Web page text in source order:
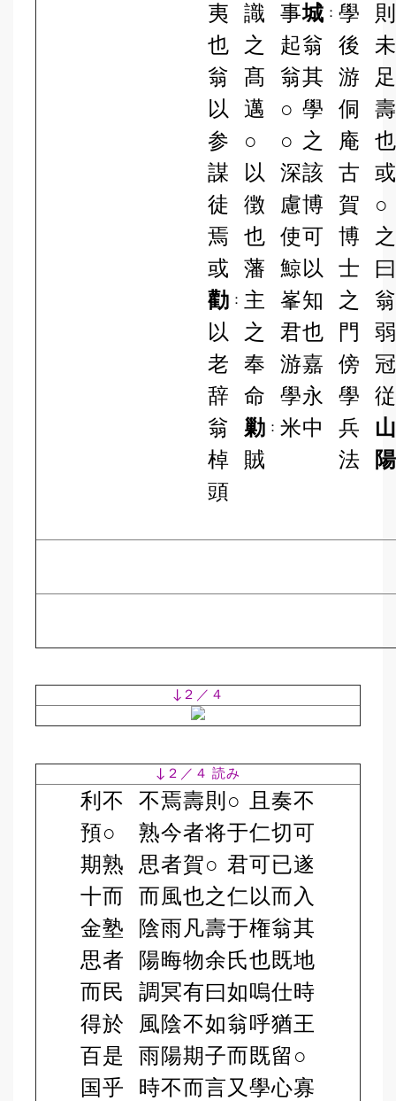
夷
也
翁
以
参
謀
徒
焉
或
勸 ：
以
老
辞
翁
棹
頭
識
之
髙
邁
○
以
徴
也
藩
主
之
奉
命
勦 ：
賊
事
起
翁
○
○
深
慮
使
鯨
峯
君
游
學
米
城 ：
翁
其
學
之
該
博
可
以
知
也
嘉
永
中
學
後
游
侗
庵
古
賀
博
士
之
門
傍
學
兵
法
則
未
足
壽
也
或
○
之
曰
翁
弱
冠
従
山
陽
↓２／４
↓２／４ 読み
利
預
期
十
金
思
而
得
百
国
不
○
熟
而
塾
者
民
於
是
乎
不
熟
思
而
陰
陽
調
風
雨
時
焉
今
者
風
雨
晦
冥
陰
陽
不
壽
者
賀
也
凡
物
有
不
期
而
則
将
○
之
壽
余
曰
如
子
言
○
于
君
仁
于
氏
如
翁
而
又
且
仁
可
以
権
也
嗚
呼
既
學
奏
切
已
而
翁
既
仕
猶
留
心
不
可
遂
入
其
地
時
王
○
寡